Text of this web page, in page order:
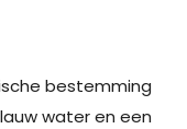
bestemming
water en een